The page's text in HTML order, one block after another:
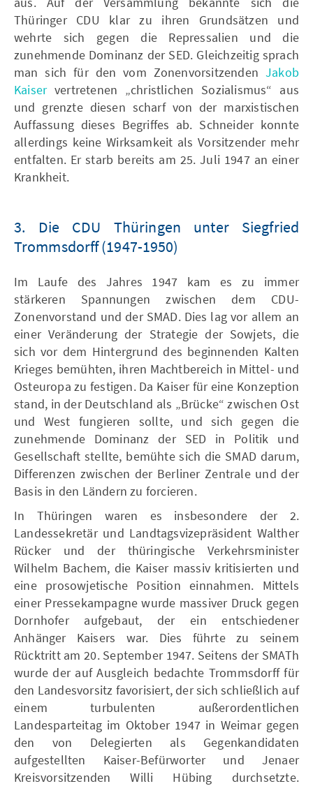
Thüringer CDU klar zu ihren Grundsätzen und
wehrte sich gegen die Repressalien und die
zunehmende Dominanz der SED. Gleichzeitig sprach
man sich für den vom Zonenvorsitzenden Jakob
Kaiservertretenen „christlichen Sozialismus“ aus
und grenzte diesen scharf von der marxistischen
Auffassung dieses Begriffes ab. Schneider konnte
allerdings keine Wirksamkeit als Vorsitzender mehr
entfalten. Er starb bereits am 25. Juli 1947 an einer
Krankheit.
3. Die CDU Thüringen unter Siegfried
Trommsdorff (1947-1950)
Im Laufe des Jahres 1947 kam es zu immer
stärkeren Spannungen zwischen dem CDU-
Zonenvorstand und der SMAD. Dies lag vor allem an
einer Veränderung der Strategie der Sowjets, die
sich vor dem Hintergrund des beginnenden Kalten
Krieges bemühten, ihren Machtbereich in Mittel- und
Osteuropa zu festigen. Da Kaiser für eine Konzeption
stand, in der Deutschland als „Brücke“ zwischen Ost
und West fungieren sollte, und sich gegen die
zunehmende Dominanz der SED in Politik und
Gesellschaft stellte, bemühte sich die SMAD darum,
Differenzen zwischen der Berliner Zentrale und der
Basis in den Ländern zu forcieren.
In Thüringen waren es insbesondere der 2.
Landessekretär und Landtagsvizepräsident Walther
Rücker und der thüringische Verkehrsminister
Wilhelm Bachem, die Kaiser massiv kritisierten und
eine prosowjetische Position einnahmen. Mittels
einer Pressekampagne wurde massiver Druck gegen
Dornhofer aufgebaut, der ein entschiedener
Anhänger Kaisers war. Dies führte zu seinem
Rücktritt am 20. September 1947. Seitens der SMATh
wurde der auf Ausgleich bedachte Trommsdorff für
den Landesvorsitz favorisiert, der sich schließlich auf
einem turbulenten außerordentlichen
Landesparteitag im Oktober 1947 in Weimar gegen
den von Delegierten als Gegenkandidaten
aufgestellten Kaiser-Befürworter und Jenaer
Kreisvorsitzenden Willi Hübing durchsetzte.